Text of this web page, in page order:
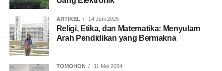
ARTIKEL 14 Juni 2025
Religi, Etika, dan Matematika: Menyulam
Arah Pendidikan yang Bermakna
TOMOHON 11 Mei 2024